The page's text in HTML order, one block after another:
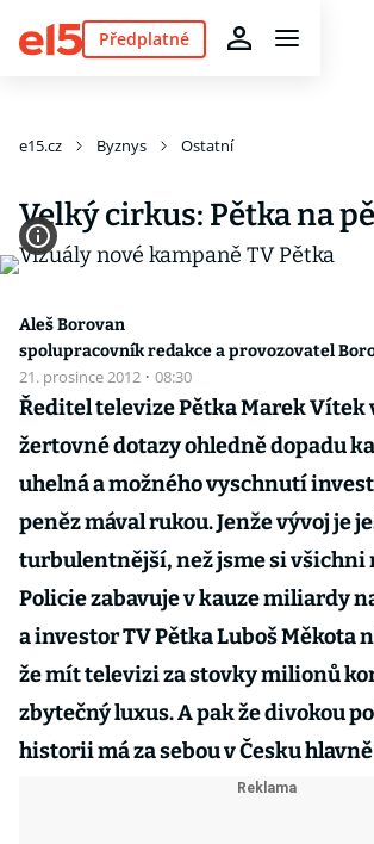
Předplatné
e15.cz Byznys Ostatní
Velký cirkus: Pětka na
Aleš Borovan
spolupracovník redakce a provozovatel
21. prosince 2012 · 08:30
Ředitel televize Pětka Marek Vítek
žertovné dotazy ohledně dopadu
uhelná a možného vyschnutí
peněz mával rukou. Jenže vývoj je
turbulentnější, než jsme si všichni
Policie zabavuje v kauze miliardy
a investor TV Pětka Luboš Měkota
že mít televizi za stovky milionů
zbytečný luxus. A pak že divokou
historii má za sebou v Česku